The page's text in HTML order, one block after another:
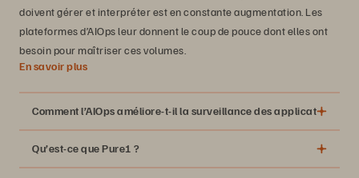
doivent gérer et interpréter est en constante augmentation. Les
plateformes d’AIOps leur donnent le coup de pouce dont elles ont
besoin pour maîtriser ces volumes.
En savoir plus
Comment l’AIOps améliore-t-il la surveillance des applications ?
Qu’est-ce que Pure1 ?